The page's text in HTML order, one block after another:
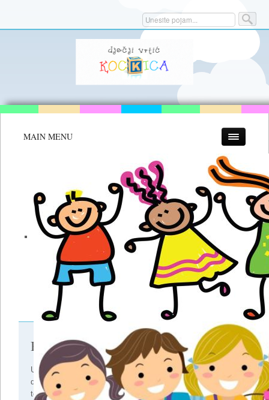
MAIN MENU
Briga
U našem su vrtiću roditelji sigurni da su
dijete ostavili u stručnim i brižnim rukama
te kako će dijete vrijeme provoditi sigurno